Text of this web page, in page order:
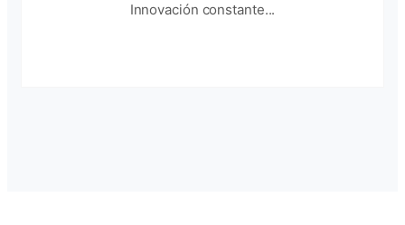
Innovación constante...